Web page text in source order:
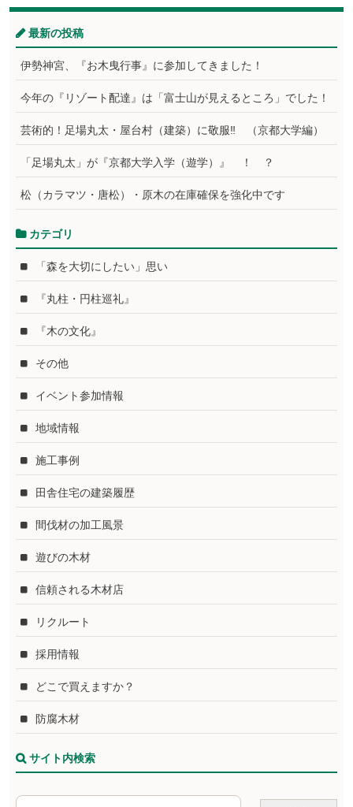
最新の投稿
伊勢神宮、『お木曳行事』に参加してきました！
今年の『リゾート配達』は「富士山が見えるところ」でした！
芸術的！足場丸太・屋台村（建築）に敬服‼ （京都大学編）
「足場丸太」が『京都大学入学（遊学）』 ！ ？
松（カラマツ・唐松）・原木の在庫確保を強化中です
カテゴリ
「森を大切にしたい」思い
『丸柱・円柱巡礼』
『木の文化』
その他
イベント参加情報
地域情報
施工事例
田舎住宅の建築履歴
間伐材の加工風景
遊びの木材
信頼される木材店
リクルート
採用情報
どこで買えますか？
防腐木材
サイト内検索